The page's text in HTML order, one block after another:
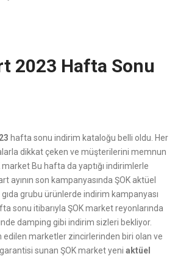
2023 Hafta Sonu
hafta sonu indirim kataloğu belli oldu. Her
dikkat çeken ve müşterilerini memnun
market Bu hafta da yaptığı indirimlerle
ayının son kampanyasında ŞOK aktüel
grubu ürünlerde indirim kampanyası
sonu itibarıyla ŞOK market reyonlarında
damping gibi indirim sizleri bekliyor.
edilen marketler zincirlerinden biri olan ve
sunan ŞOK market yeni aktüel